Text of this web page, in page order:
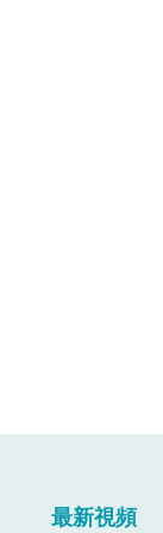
最新視頻